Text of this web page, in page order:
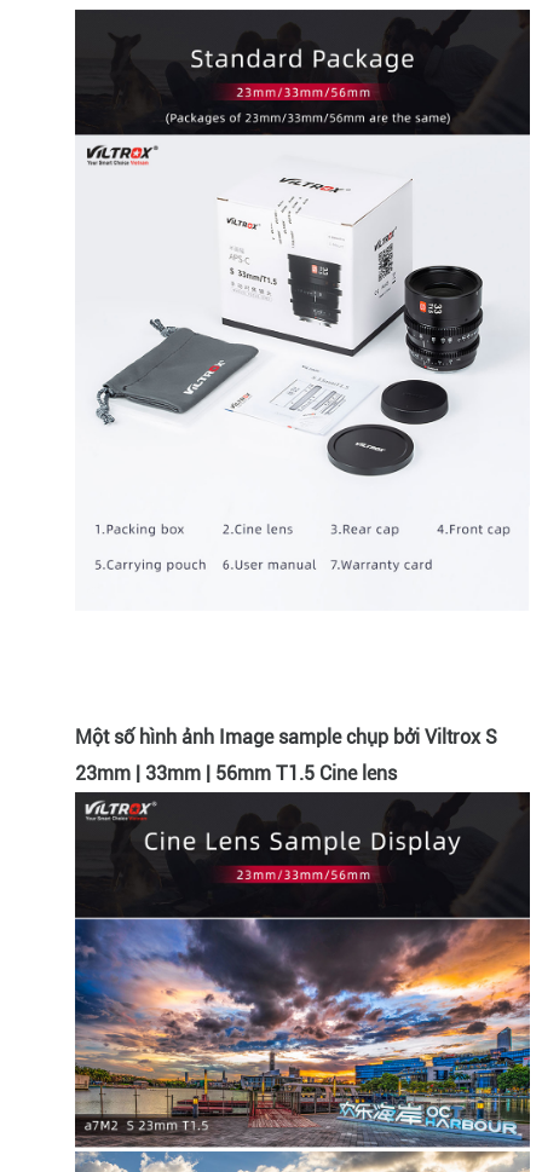
Một số hình ảnh Image sample chụp bởi Viltrox S
23mm | 33mm | 56mm T1.5 Cine lens